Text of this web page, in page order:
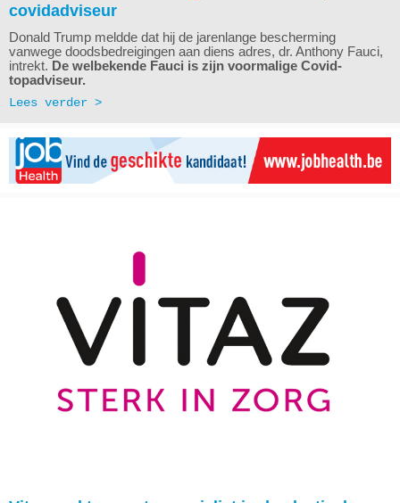
covidadviseur
Donald Trump meldde dat hij de jarenlange bescherming
vanwege doodsbedreigingen aan diens adres, dr. Anthony Fauci,
intrekt. De welbekende Fauci is zijn voormalige Covid-
topadviseur.
Lees verder >